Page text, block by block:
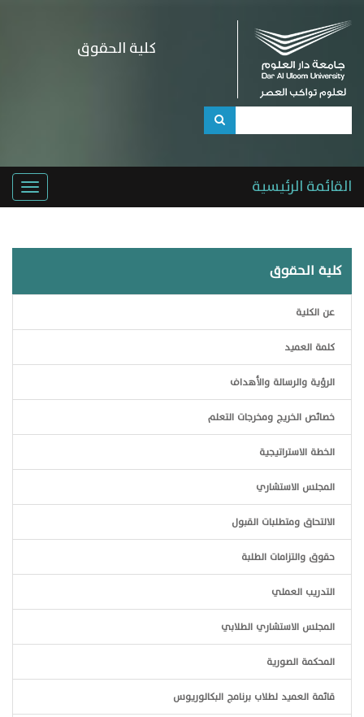
كلية الحقوق
القائمة الرئيسية
كلية الحقوق
عن الكلية
كلمة العميد
الرؤية والرسالة والأهداف
خصائص الخريج ومخرجات التعلم
الخطة الاستراتيجية
المجلس الاستشاري
الالتحاق ومتطلبات القبول
حقوق والتزامات الطلبة
التدريب العملي
المجلس الاستشاري الطلابي
المحكمة الصورية
قائمة العميد لطلاب برنامج البكالوريوس